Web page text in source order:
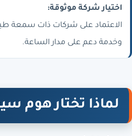
اختيار شركة موثوقة:
الاعتماد على شركات ذات سمعة
وخدمة دعم على مدار الساعة.
لماذا تختار هوم